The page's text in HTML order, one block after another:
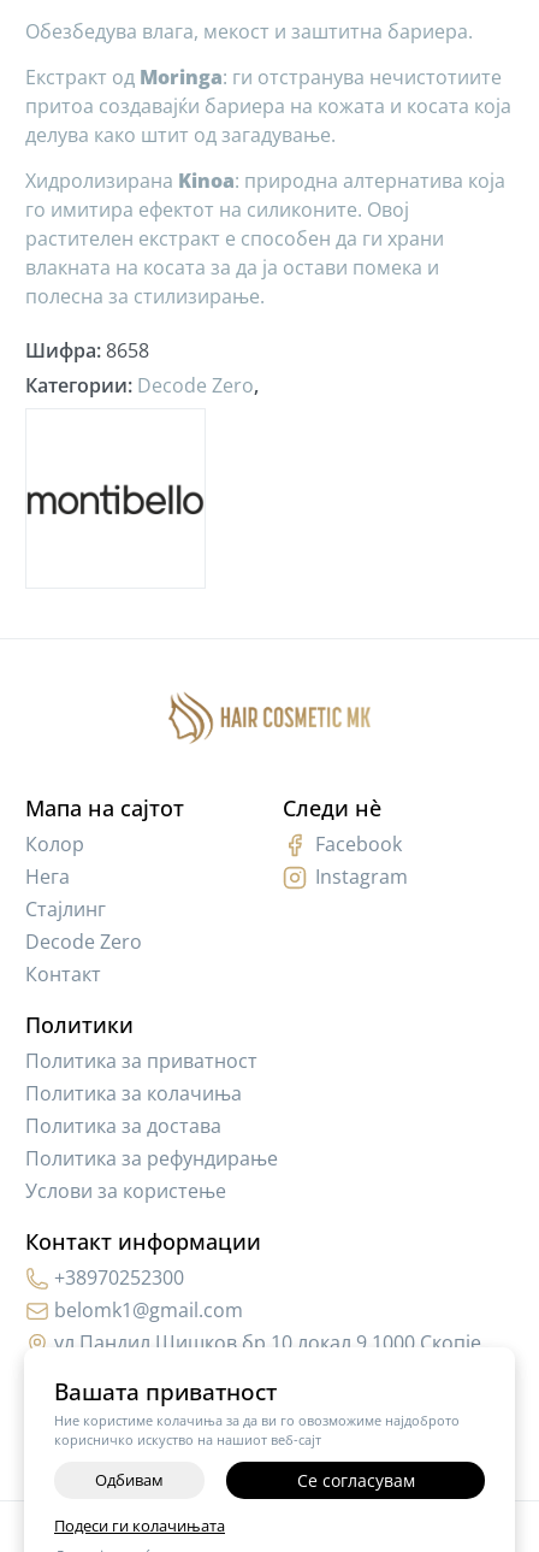
Вашата приватност
Ние користиме колачиња за да ви го овозможиме најдоброто
корисничко искуство на нашиот веб-сајт
Одбивам Се согласувам
Подеси ги колачињата
Обезбедува влага, мекост и заштитна бариера.
Екстракт од Moringa: ги отстранува нечистотиите
притоа создавајќи бариера на кожата и косата која
делува како штит од загадување.
Хидролизирана Kinoa: природна алтернатива која
го имитира ефектот на силиконите. Овој
растителен екстракт е способен да ги храни
влакната на косата за да ја остави помека и
полесна за стилизирање.
Шифра:8658
Категории: Decode Zero,
Мапа на сајтот
Колор
Нега
Стајлинг
Decode Zero
Контакт
Политики
Политика за приватност
Политика за колачиња
Политика за достава
Политика за рефундирање
Услови за користење
Контакт информации
+38970252300
belomk1@gmail.com
ул.Пандил Шишков бр.10,локал 9 1000 Скопје
Следи нè
Facebook
Instagram
©2026Vendor x